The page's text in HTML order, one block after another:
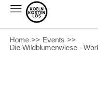
Home >> Events >>
Die Wildblumenwiese -